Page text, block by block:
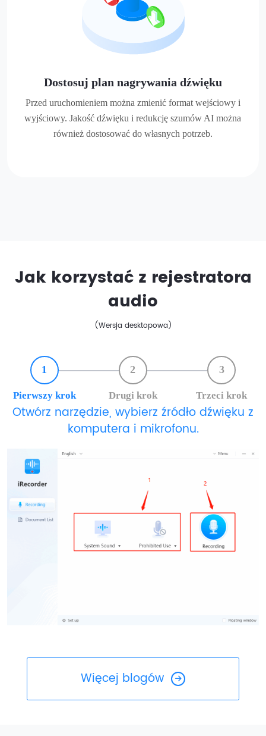
Dostosuj plan nagrywania dźwięku
Przed uruchomieniem można zmienić format wejściowy i
wyjściowy. Jakość dźwięku i redukcję szumów AI można
również dostosować do własnych potrzeb.
Jak korzystać z rejestratora
audio
(Wersja desktopowa)
1
Pierwszy krok
2
Drugi krok
3
Trzeci krok
Otwórz narzędzie, wybierz źródło dźwięku z
komputera i mikrofonu.
Więcej blogów